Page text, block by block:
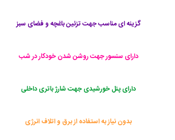
گزینه ای مناسب جهت تزئین باغچه و فضای سبز
دارای سنسور جهت روشن شدن خودکار در شب
دارای پنل خورشیدی جهت شارژ باتری داخلی
بدون نیاز به استفاده از برق و اتلاف انرژی